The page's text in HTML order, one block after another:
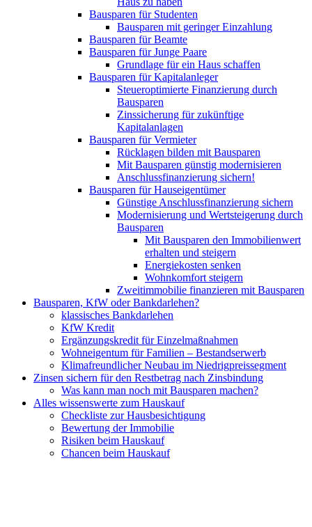
Bausparen für Studenten
Bausparen mit geringer Einzahlung
Bausparen für Beamte
Bausparen für Junge Paare
Grundlage für ein Haus schaffen
Bausparen für Kapitalanleger
Steueroptimierte Finanzierung durch
Bausparen
Zinssicherung für zukünftige
Kapitalanlagen
Bausparen für Vermieter
Rücklagen bilden mit Bausparen
Mit Bausparen günstig modernisieren
Anschlussfinanzierung sichern!
Bausparen für Hauseigentümer
Günstige Anschlussfinanzierung sichern
Modernisierung und Wertsteigerung durch
Bausparen
Mit Bausparen den Immobilienwert
erhalten und steigern
Energiekosten senken
Wohnkomfort steigern
Zweitimmobilie finanzieren mit Bausparen
Bausparen, KfW oder Bankdarlehen?
klassisches Bankdarlehen
KfW Kredit
Ergänzungskredit für Einzelmaßnahmen
Wohneigentum für Familien – Bestandserwerb
Klimafreundlicher Neubau im Niedrigpreissegment
Zinsen sichern für den Restbetrag nach Zinsbindung
Was kann man noch mit Bausparen machen?
Alles wissenswerte zum Hauskauf
Checkliste zur Hausbesichtigung
Bewertung der Immobilie
Risiken beim Hauskauf
Chancen beim Hauskauf